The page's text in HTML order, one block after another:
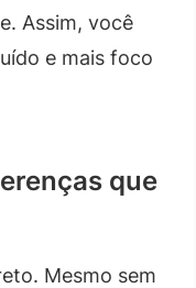
Assim, você
e mais foco
que
Mesmo sem